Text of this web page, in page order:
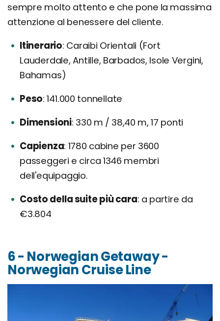
sempre molto attento e che pone la massima
attenzione al benessere del cliente.
Itinerario Caraibi Orientali (Fort
Lauderdale, Antille, Barbados, Isole Vergini,
Bahamas)
Peso 141.000 tonnellate
Dimensioni 330 m / 38,40 m, 17 ponti
Capienza 1780 cabine per 3600
passeggeri e circa 1346 membri
dell'equipaggio.
Costo della suite più cara a partire da
€3.804
6 - Norwegian Getaway -
Norwegian Cruise Line